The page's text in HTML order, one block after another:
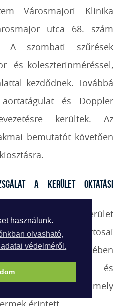
használunk.
olvasható,
védelméről.
Városmajori Klinika
utca 68. szám
A szombati szűrések
és koleszterinméréssel,
kezdődnek. Továbbá
és Doppler
kerültek. Az
bemutatót követően
a kerület oktatási
a kerület
nagycsoportosai
szeptemberében
ortopéd és
történik, amely